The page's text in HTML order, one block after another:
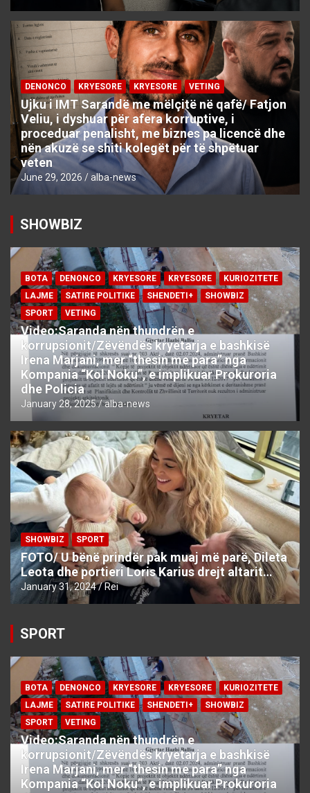
DENONCO KRYESORE KRYESORE VETING
Ujku i IMT Sarandë me mëlçitë në qafë/ Fatjon
Veliu, i dyshuar për afera korruptive, i
proceduar penalisht, me biznes pa licencë dhe
nën akuzë se shiti kolegët për të shpëtuar
veten
June 29, 2026 alba-news
SHOWBIZ
BOTA DENONCO KRYESORE KRYESORE
KURIOZITETE
LAJME
SATIRE POLITIKE SHENDETI+
SHOWBIZ
SPORT
VETING
Video:Saranda nën thundrën e
korrupsionit/Zëvëndës kryetarja e bashkisë
Irena Marjani, mer “thesin me para” nga
Kompania “Kol Noku”, e implikuar Prokuroria
dhe Policia
January 28, 2025 alba-news
SHOWBIZ SPORT
FOTO/ U bënë prindër pak muaj më parë, Dileta
Leota dhe portieri Loris Karius drejt altarit…
January 31, 2024 Rei
SPORT
BOTA DENONCO KRYESORE KRYESORE
KURIOZITETE
LAJME
SATIRE POLITIKE SHENDETI+
SHOWBIZ
SPORT
VETING
Video:Saranda nën thundrën e
korrupsionit/Zëvëndës kryetarja e bashkisë
Irena Marjani, mer “thesin me para” nga
Kompania “Kol Noku”, e implikuar Prokuroria